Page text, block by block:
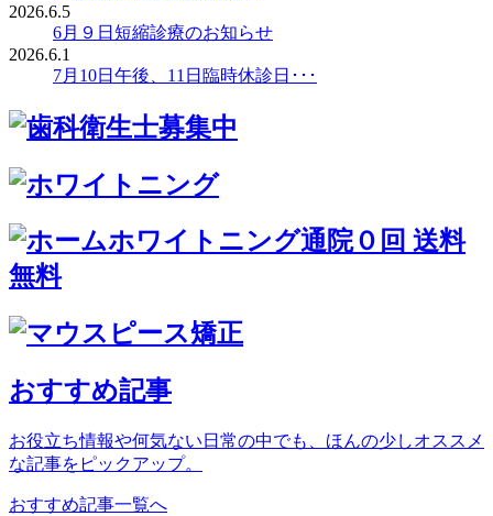
2026.6.5
6月９日短縮診療のお知らせ
2026.6.1
7月10日午後、11日臨時休診日･･･
おすすめ記事
お役立ち情報や何気ない日常の中でも、ほんの少しオススメ
な記事をピックアップ。
おすすめ記事一覧へ